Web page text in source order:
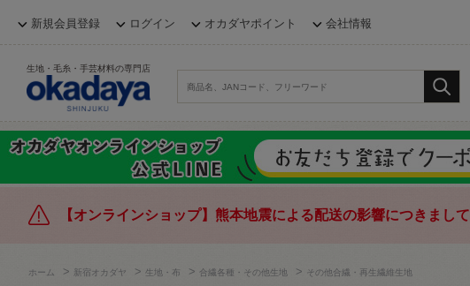
新規会員登録 ログイン オカダヤポイント 会社情報
生地・毛糸・手芸材料の専門店
【オンラインショップ】熊本地震による配送の影響につきまして
ホーム > 新宿オカダヤ > 生地・布 > 合繊各種・その他生地 > その他合繊・再生繊維生地